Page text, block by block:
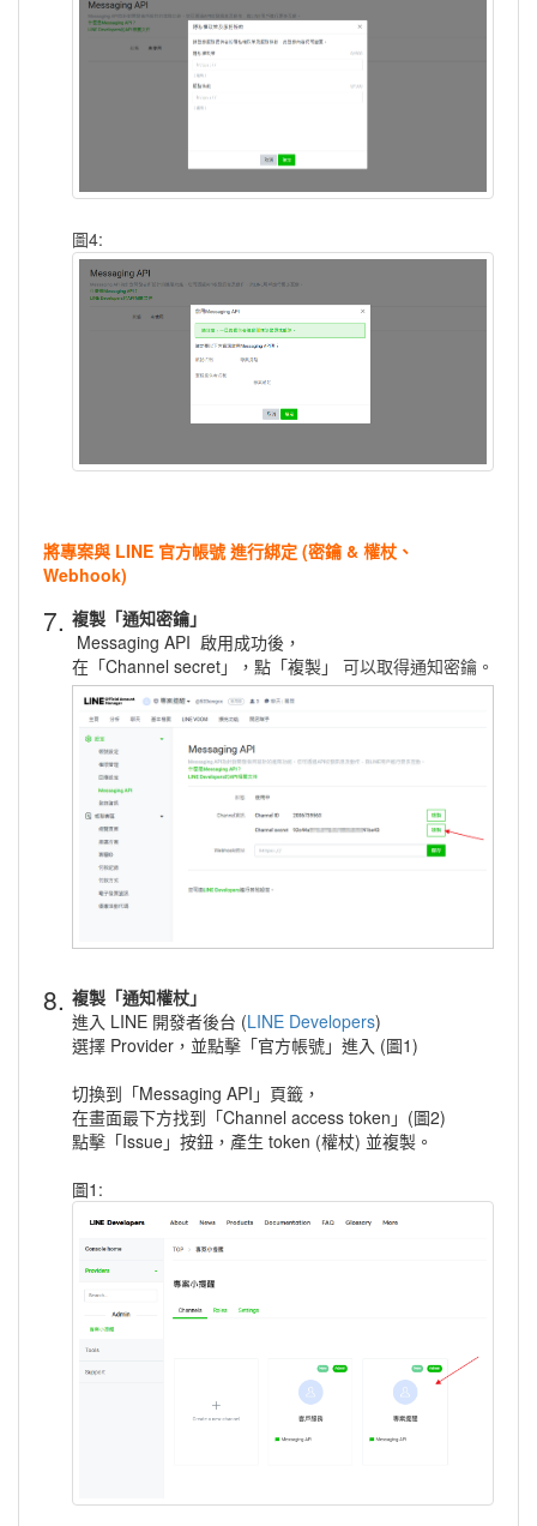
圖4:
將專案與 LINE 官方帳號 進行綁定 (密鑰 & 權杖、
Webhook)
7. 複製「通知密鑰」
Messaging API 啟用成功後，
在「Channel secret」，點「複製」 可以取得通知密鑰。
8. 複製「通知權杖」
進入 LINE 開發者後台 (LINE Developers)
選擇 Provider，並點擊「官方帳號」進入 (圖1)
切換到「Messaging API」頁籤，
在畫面最下方找到「Channel access token」(圖2)
點擊「Issue」按鈕，產生 token (權杖) 並複製。
圖1: